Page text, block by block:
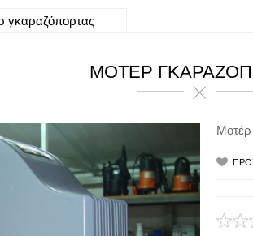
γκαραζόπορτας
ΜΟΤΈΡ